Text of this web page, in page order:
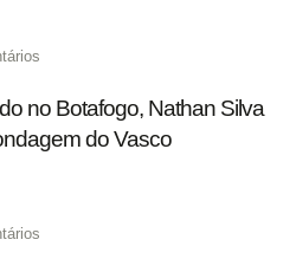
no Botafogo, Nathan Silva
do Vasco